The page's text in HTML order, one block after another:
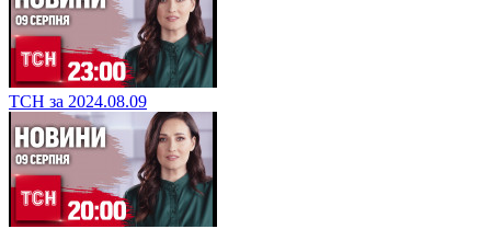
ТСН за 2024.08.09